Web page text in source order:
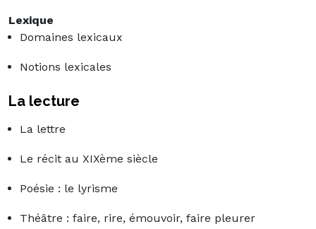
Lexique
Domaines lexicaux
Notions lexicales
La lecture
La lettre
Le récit au XIXème siècle
Poésie : le lyrisme
Théâtre : faire, rire, émouvoir, faire pleurer